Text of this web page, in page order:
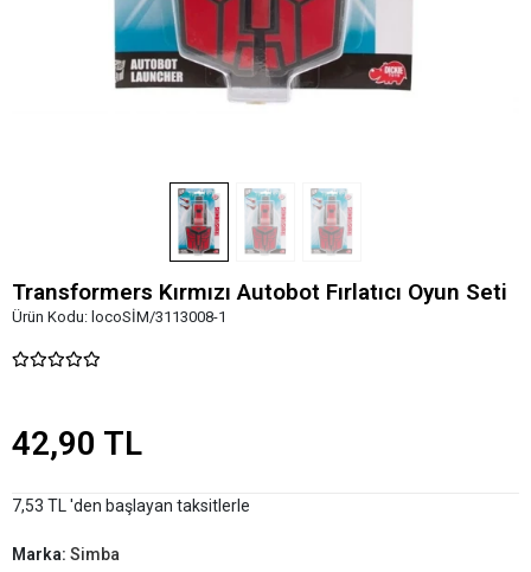
Transformers Kırmızı Autobot Fırlatıcı Oyun Seti
Ürün Kodu: locoSİM/3113008-1
42,90 TL
7,53 TL 'den başlayan taksitlerle
Marka: Simba